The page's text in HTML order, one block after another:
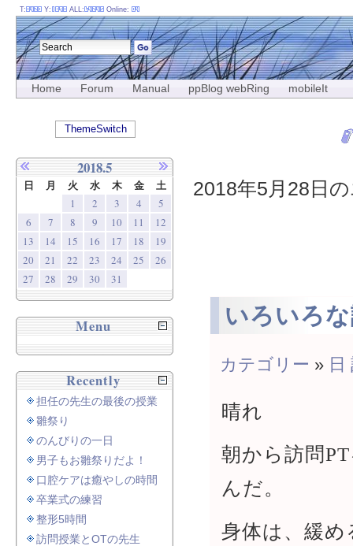
Home Forum Manual ppBlog webRing mobileIt
2018年5月28日
いろいろ
カテゴリー » 日
晴れ
朝から訪問
んだ。
身体は、緩
T: Y: ALL: Online:
ThemeSwitch
2018.5
日 月 火 水 木 金 土
1 2 3 4
5
6
7 8 9 10 11
12
13
14 15 16 17 18
19
20
21 22 23 24 25
26
27
28 29 30 31
Menu
Recently
担任の先生の最後の授業
雛祭り
のんびりの一日
男子もお雛祭りだよ！
口腔ケアは癒やしの時間
卒業式の練習
整形5時間
訪問授業とOTの先生